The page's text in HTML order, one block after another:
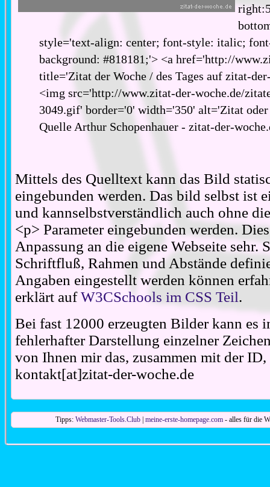
style='text-align: center; font-style: italic;
background: #818181;'> <a href='http://
title='Zitat der Woche / des Tages auf zitat-
<img src='http://www.zitat-der-woche.de/
3049.gif' border='0' width='350' alt='Zitat
Quelle Arthur Schopenhauer - zitat-der-
Mittels des Quelltext kann das Bild
eingebunden werden. Das bild selbst ist
und kannselbstverständlich auch ohne
<p> Parameter eingebunden werden.
Anpassung an die eigene Webseite sehr.
Schriftfluß, Rahmen und Abstände
Angaben eingestellt werden können
erklärt aufW3CSchools im CSS Teil.
Bei fast 12000 erzeugten Bilder kann es
fehlerhafter Darstellung einzelner
von Ihnen mir das, zusammen mit der
kontakt[at]zitat-der-woche.de
Tipps: Webmaster-Tools.Club| meine-erste-homepage.com- alles für die